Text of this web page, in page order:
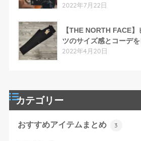
2022年7月22日
【THE NORTH FACE
ツのサイズ感とコーデを
2022年4月20日
カテゴリー
おすすめアイテムまとめ 3